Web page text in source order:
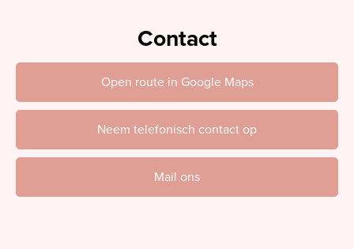
Contact
Open route in Google Maps
Neem telefonisch contact op
Mail ons